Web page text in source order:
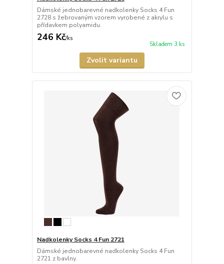
Dámské jednobarevné nadkolenky Socks 4 Fun
2728 s žebrovaným vzorem vyrobené z akrylu s
přídavkem polyamidu.
246 Kč/ks
Skladem 3 ks
Zvolit variantu
Nadkolenky Socks 4 Fun 2721
Dámské jednobarevné nadkolenky Socks 4 Fun
2721 z bavlny.